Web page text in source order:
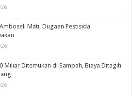
Mati, Dugaan Pestisida
Miliar Ditemukan di Sampah, Biaya Ditagih